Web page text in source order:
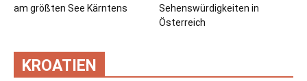
am größten See Kärntens
Sehenswürdigkeiten in
Österreich
KROATIEN